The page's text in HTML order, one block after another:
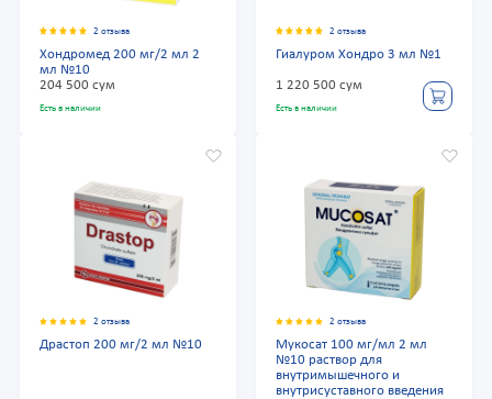
2 отзыва
Хондромед 200 мг/2 мл 2
мл №10
204 500 сум
Есть в наличии
2 отзыва
Гиалуром Хондро 3 мл №1
1 220 500 сум
Есть в наличии
2 отзыва
Драстоп 200 мг/2 мл №10
2 отзыва
Мукосат 100 мг/мл 2 мл
№10 раствор для
внутримышечного и
внутрисуставного введения